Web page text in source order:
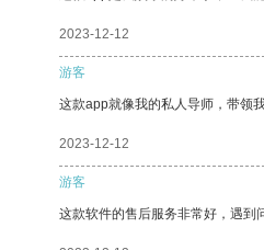
2023-12-12
游客
这款app就像我的私人导师，带领
2023-12-12
游客
这款软件的售后服务非常好，遇到